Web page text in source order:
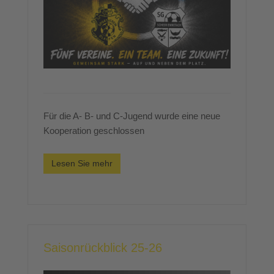
Für die A- B- und C-Jugend wurde eine neue
Kooperation geschlossen
Lesen Sie mehr
Saisonrückblick 25-26